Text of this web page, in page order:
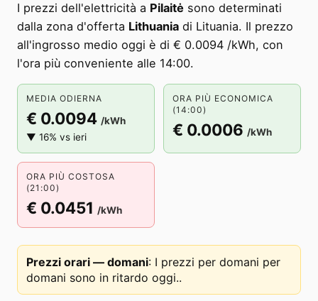
I prezzi dell'elettricità a Pilaitė sono determinati
dalla zona d'offerta Lithuania di Lituania. Il prezzo
all'ingrosso medio oggi è di € 0.0094 /kWh, con
l'ora più conveniente alle 14:00.
MEDIA ODIERNA
€ 0.0094 /kWh
▼ 16% vs ieri
ORA PIÙ ECONOMICA
(14:00)
€ 0.0006 /kWh
ORA PIÙ COSTOSA
(21:00)
€ 0.0451 /kWh
Prezzi orari — domani: I prezzi per domani per
domani sono in ritardo oggi..